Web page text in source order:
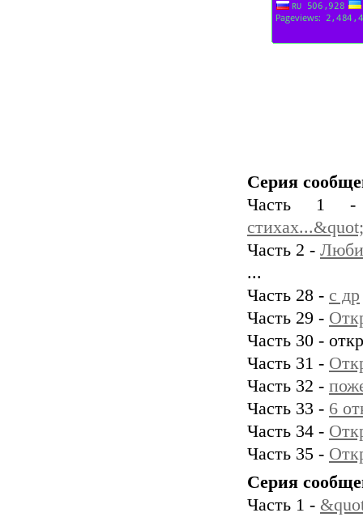
Серия
Часть
стихах...&quot;
Часть 2 -
...
Часть 28 - с др
Часть 29 -
Часть 30 -
Часть 31 -
Часть 32 -
Часть 33 - 6
Часть 34 -
Часть 35 -
Серия
Часть 1 -